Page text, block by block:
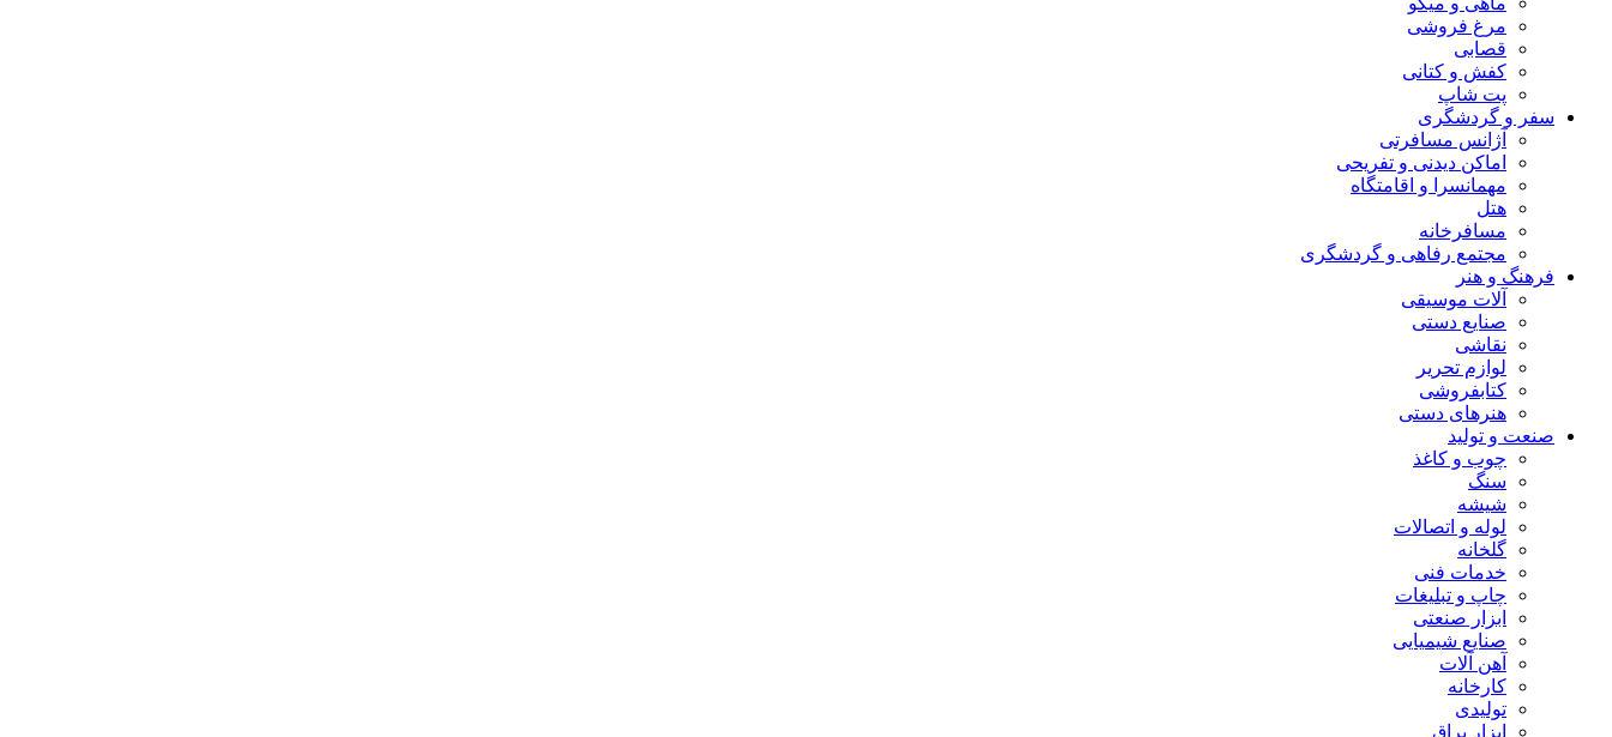
مرغ فروشی
قصابی
کفش و کتانی
پت شاپ
سفر و گردشگری
آژانس مسافرتی
اماکن دیدنی و تفریحی
مهمانسرا و اقامتگاه
هتل
مسافرخانه
مجتمع رفاهی و گردشگری
فرهنگ و هنر
آلات موسیقی
صنایع دستی
نقاشی
لوازم تحریر
کتابفروشی
هنرهای دستی
صنعت و تولید
چوب و کاغذ
سنگ
شیشه
لوله و اتصالات
گلخانه
خدمات فنی
چاپ و تبلیغات
ابزار صنعتی
صنایع شیمیایی
آهن آلات
کارخانه
تولیدی
ابزار یراق